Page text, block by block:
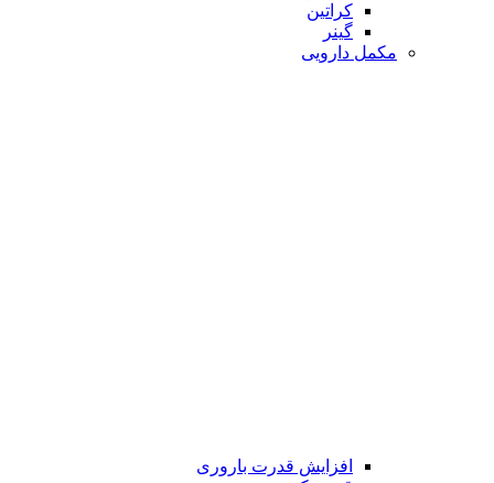
کراتین
گینر
مکمل دارویی
افزایش قدرت باروری